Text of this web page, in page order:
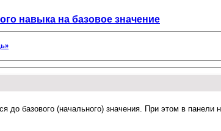
навыка на базовое значение
до базового (начального) значения. При этом в